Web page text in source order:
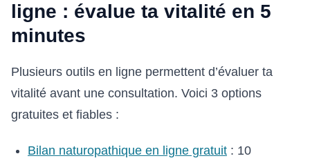
ligne : évalue ta vitalité en 5
minutes
Plusieurs outils en ligne permettent d’évaluer ta
vitalité avant une consultation. Voici 3 options
gratuites et fiables :
Bilan naturopathique en ligne gratuit : 10